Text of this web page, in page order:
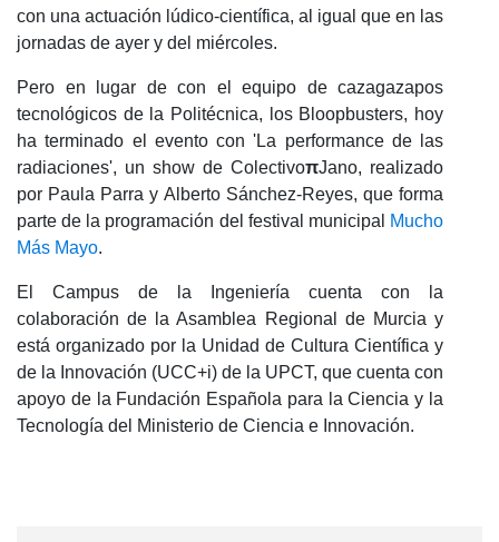
con una actuación lúdico-científica, al igual que en las
jornadas de ayer y del miércoles.
Pero en lugar de con el equipo de cazagazapos
tecnológicos de la Politécnica, los Bloopbusters, hoy
ha terminado el evento con 'La performance de las
radiaciones', un show de ColectivoπJano, realizado
por Paula Parra y Alberto Sánchez-Reyes, que forma
parte de la programación del festival municipal
Mucho
Más Mayo.
El Campus de la Ingeniería cuenta con la
colaboración de la Asamblea Regional de Murcia y
está organizado por la Unidad de Cultura Científica y
de la Innovación (UCC+i) de la UPCT, que cuenta con
apoyo de la Fundación Española para la Ciencia y la
Tecnología del Ministerio de Ciencia e Innovación.